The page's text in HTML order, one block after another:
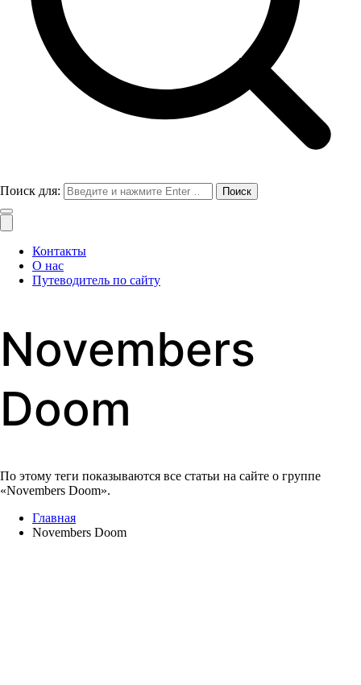
Поиск для:
Контакты
О нас
Путеводитель по сайту
Novembers
Doom
По этому теги показываются все статьи на сайте о группе
«Novembers Doom».
Главная
Novembers Doom